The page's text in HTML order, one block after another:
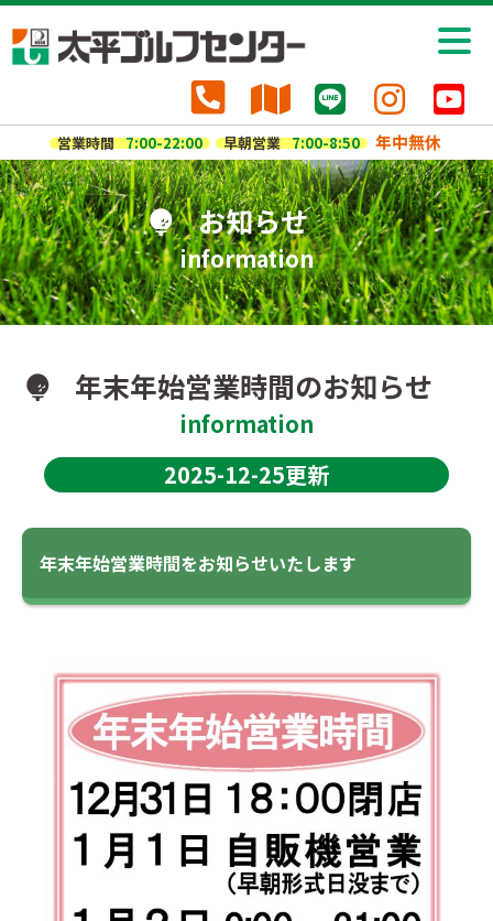
営業時間 7:00-22:00 早朝営業 7:00-8:50 年中無休
お知らせ
information
年末年始営業時間のお知らせ
information
2025-12-25更新
年末年始営業時間をお知らせいたします